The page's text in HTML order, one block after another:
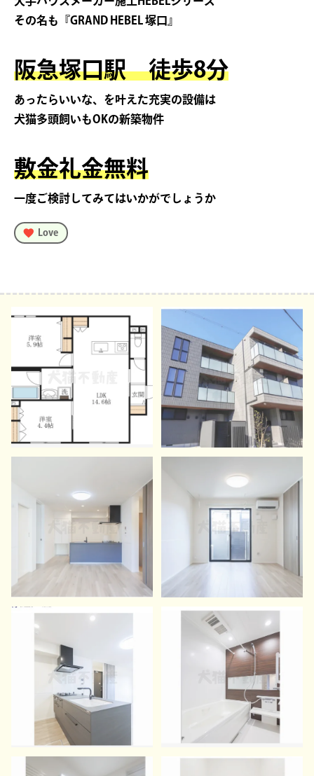
その名も『GRAND HEBEL 塚口』
阪急塚口駅 徒歩8分
あったらいいな、を叶えた充実の設備は
犬猫多頭飼いもOKの新築物件
敷金礼金無料
一度ご検討してみてはいかがでしょうか
Love